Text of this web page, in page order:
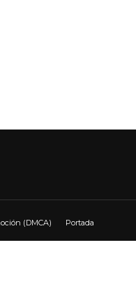
(DMCA) Portada